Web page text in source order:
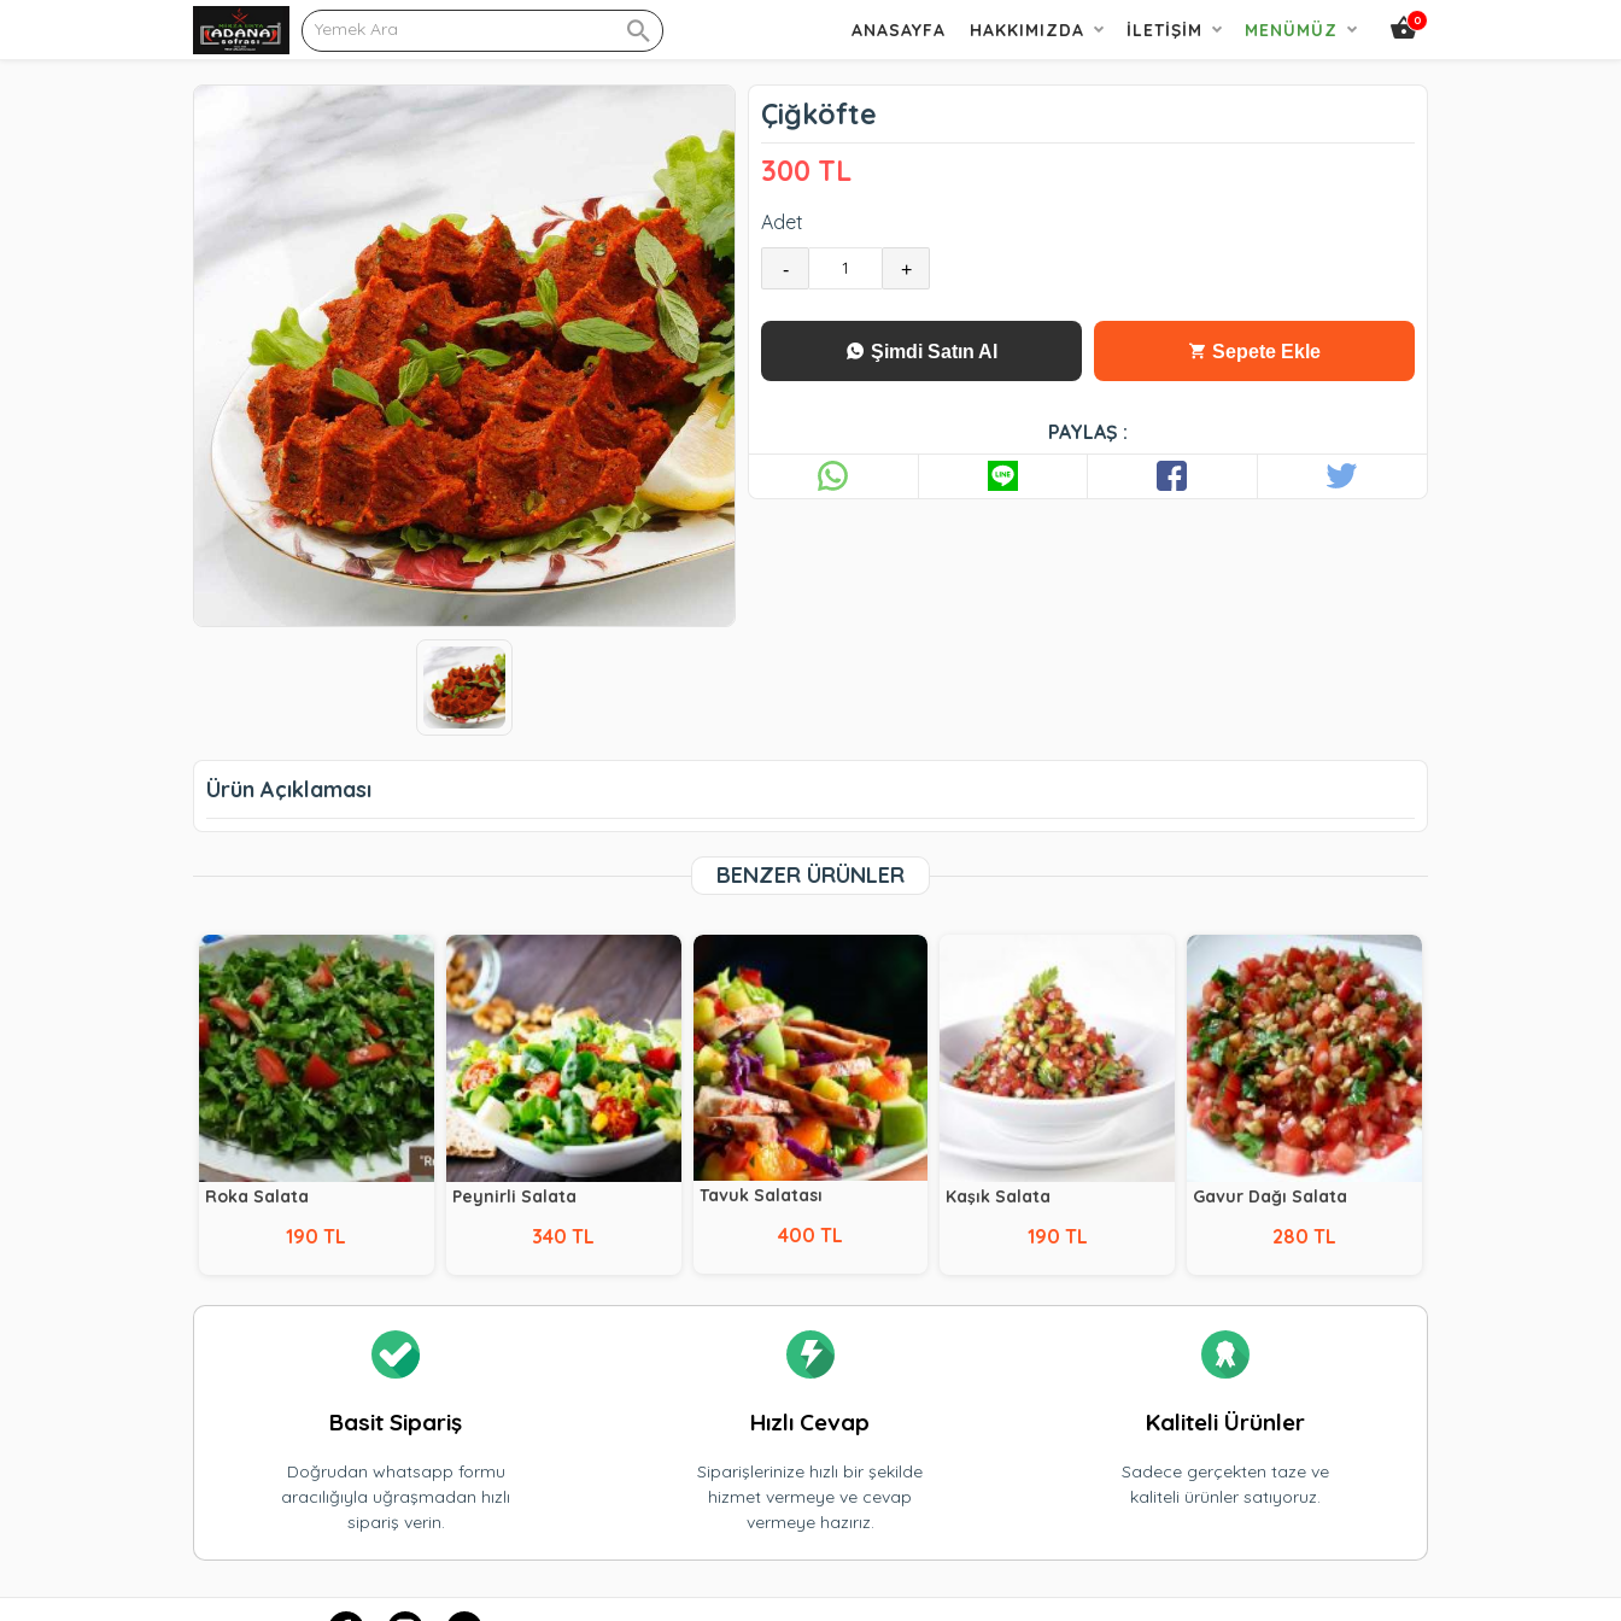
0
ANASAYFA HAKKIMIZDA İLETIŞIM MENÜMÜZ
Çiğköfte
300 TL
Adet
- +
Şimdi Satın Al Sepete Ekle
PAYLAŞ :
Ürün Açıklaması
BENZER ÜRÜNLER
Roka Salata
190 TL
Peynirli Salata
340 TL
Tavuk Salatası
400 TL
Kaşık Salata
190 TL
Gavur Dağı Salata
280 TL
Basit Sipariş
Doğrudan whatsapp formu
aracılığıyla uğraşmadan hızlı
sipariş verin.
Hızlı Cevap
Siparişlerinize hızlı bir şekilde
hizmet vermeye ve cevap
vermeye hazırız.
Kaliteli Ürünler
Sadece gerçekten taze ve
kaliteli ürünler satıyoruz.